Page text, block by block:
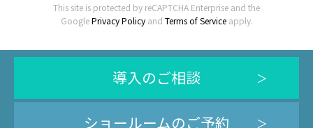
This site is protected by reCAPTCHA Enterprise and the
GooglePrivacy Policyand Terms of Serviceapply.
導入のご相談
ショールームのご予約